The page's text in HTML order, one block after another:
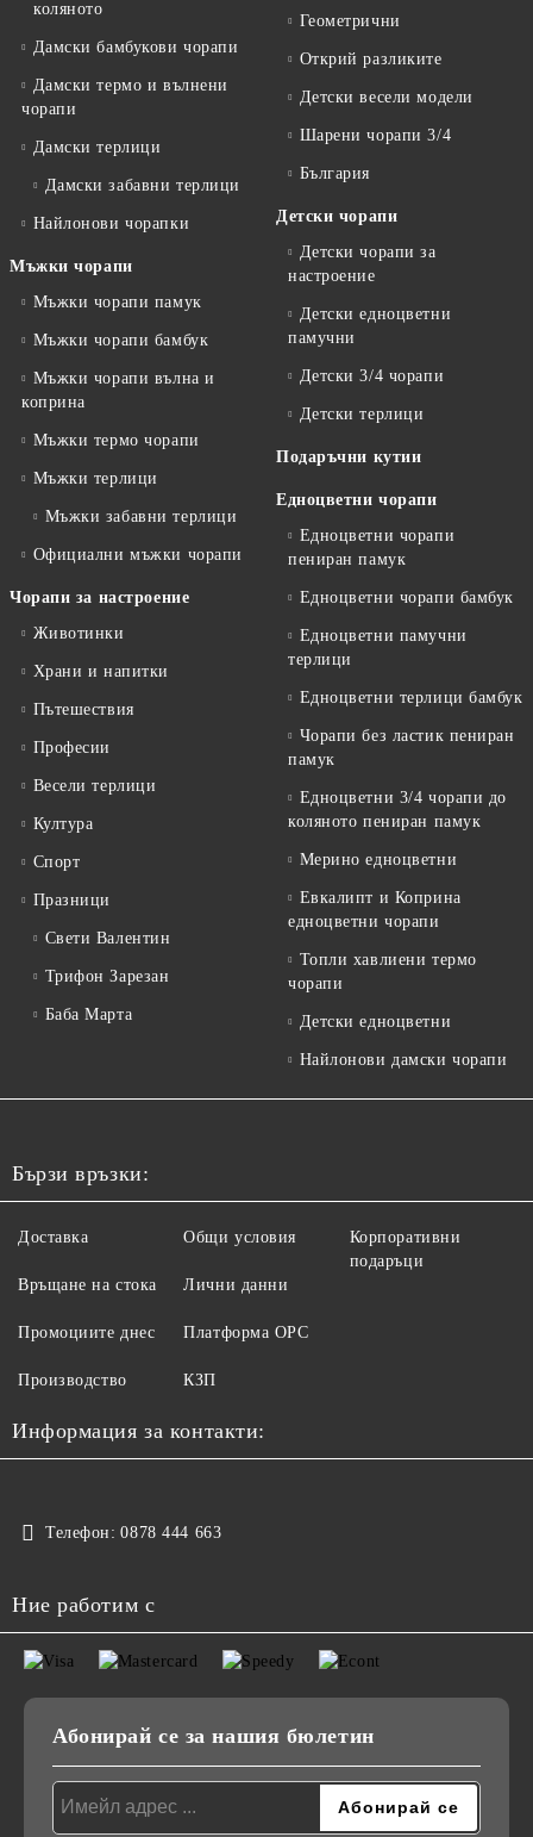
коляното
Дамски бамбукови чорапи
Дамски термо и вълнени
чорапи
Дамски терлици
Дамски забавни терлици
Найлонови чорапки
Мъжки чорапи
Мъжки чорапи памук
Мъжки чорапи бамбук
Мъжки чорапи вълна и
коприна
Мъжки термо чорапи
Мъжки терлици
Мъжки забавни терлици
Официални мъжки чорапи
Чорапи за настроение
Животинки
Храни и напитки
Пътешествия
Професии
Весели терлици
Култура
Спорт
Празници
Свети Валентин
Трифон Зарезан
Баба Марта
Геометрични
Открий разликите
Детски весели модели
Шарени чорапи 3/4
България
Детски чорапи
Детски чорапи за
настроение
Детски едноцветни
памучни
Детски 3/4 чорапи
Детски терлици
Подаръчни кутии
Едноцветни чорапи
Едноцветни чорапи
пениран памук
Едноцветни чорапи бамбук
Едноцветни памучни
терлици
Едноцветни терлици бамбук
Чорапи без ластик пениран
памук
Едноцветни 3/4 чорапи до
коляното пениран памук
Мерино едноцветни
Евкалипт и Коприна
едноцветни чорапи
Топли хавлиени термо
чорапи
Детски едноцветни
Найлонови дамски чорапи
Бързи връзки:
Доставка
Връщане на стока
Промоциите днес
Производство
Общи условия
Лични данни
Платформа ОРС
КЗП
Корпоративни
подаръци
Информация за контакти:
Телефон: 0878 444 663
Ние работим с
Абонирай се за нашия бюлетин